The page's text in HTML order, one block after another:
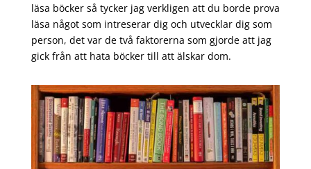
läsa böcker så tycker jag verkligen att du borde prova
läsa något som intreserar dig och utvecklar dig som
person, det var de två faktorerna som gjorde att jag
gick från att hata böcker till att älskar dom.